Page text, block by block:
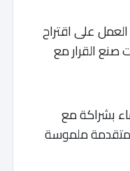
العالمي للماء منظمة دولية تم انشاؤها سنة 1996 قصد العمل على اقتراح
صنع القرار مع
بشراكة مع
متقدمة ملموسة